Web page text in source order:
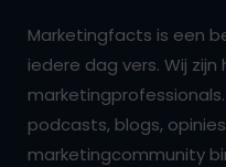
Marketingfacts is een
iedere dag vers. Wij
podcasts, blogs,
marketingcommunity